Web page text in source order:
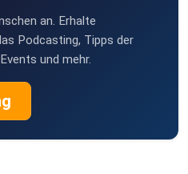
HerbertSchraps-hs
an. Erhalte
Podcasting, Tipps der
und mehr.